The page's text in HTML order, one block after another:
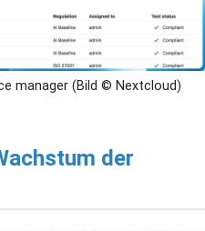
manager (Bild © Nextcloud)
der